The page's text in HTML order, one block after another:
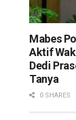
Mabes
Aktif
Dedi
Tanya
0 SHARES